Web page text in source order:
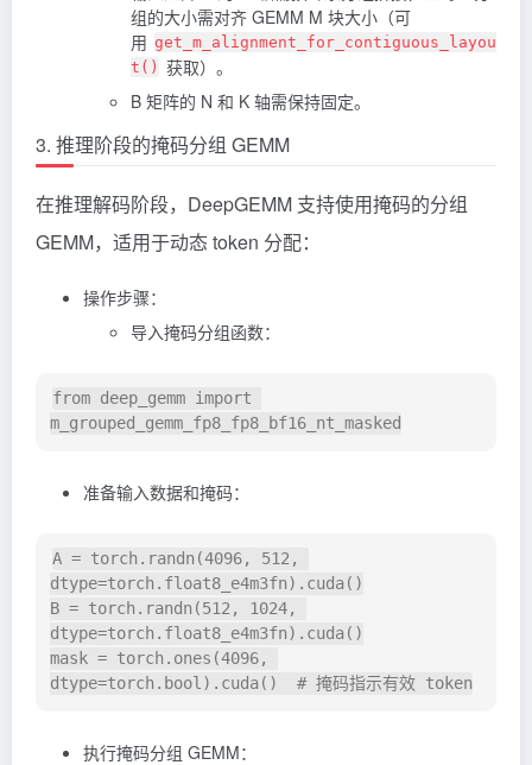
组的大小需对齐 GEMM M 块大小（可
用 get_m_alignment_for_contiguous_layou
t() 获取）。
B 矩阵的 N 和 K 轴需保持固定。
3. 推理阶段的掩码分组 GEMM
在推理解码阶段，DeepGEMM 支持使用掩码的分组
GEMM，适用于动态 token 分配：
操作步骤：
导入掩码分组函数：
from deep_gemm import
准备输入数据和掩码：
A = torch.randn(4096, 512,
dtype=torch.float8_e4m3fn).cuda()
B = torch.randn(512, 1024,
dtype=torch.float8_e4m3fn).cuda()
mask = torch.ones(4096,
执行掩码分组 GEMM：